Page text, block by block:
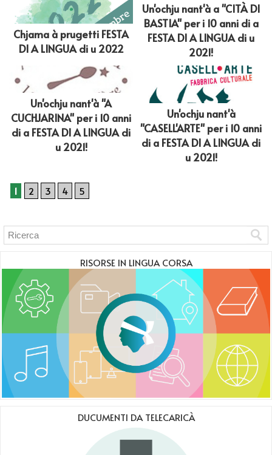
Chjama à prugetti FESTA
DI A LINGUA di u 2022
Un'ochju nant'à a "CITÀ DI
BASTIA" per i 10 anni di a
FESTA DI A LINGUA di u
2021!
Un'ochju nant'à "A
CUCHJARINA" per i 10 anni
di a FESTA DI A LINGUA di
u 2021!
Un'ochju nant'à
"CASELL'ARTE" per i 10 anni
di a FESTA DI A LINGUA di
u 2021!
1 2 3 4 5
RISORSE IN LINGUA CORSA
DUCUMENTI DA TELECARICÀ